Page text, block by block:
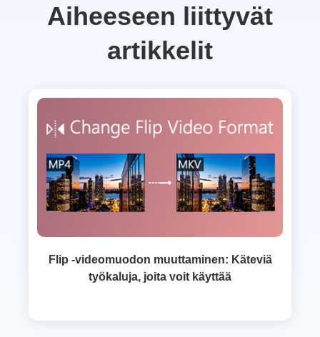
Aiheeseen liittyvät
artikkelit
Flip -videomuodon muuttaminen: Käteviä
työkaluja, joita voit käyttää